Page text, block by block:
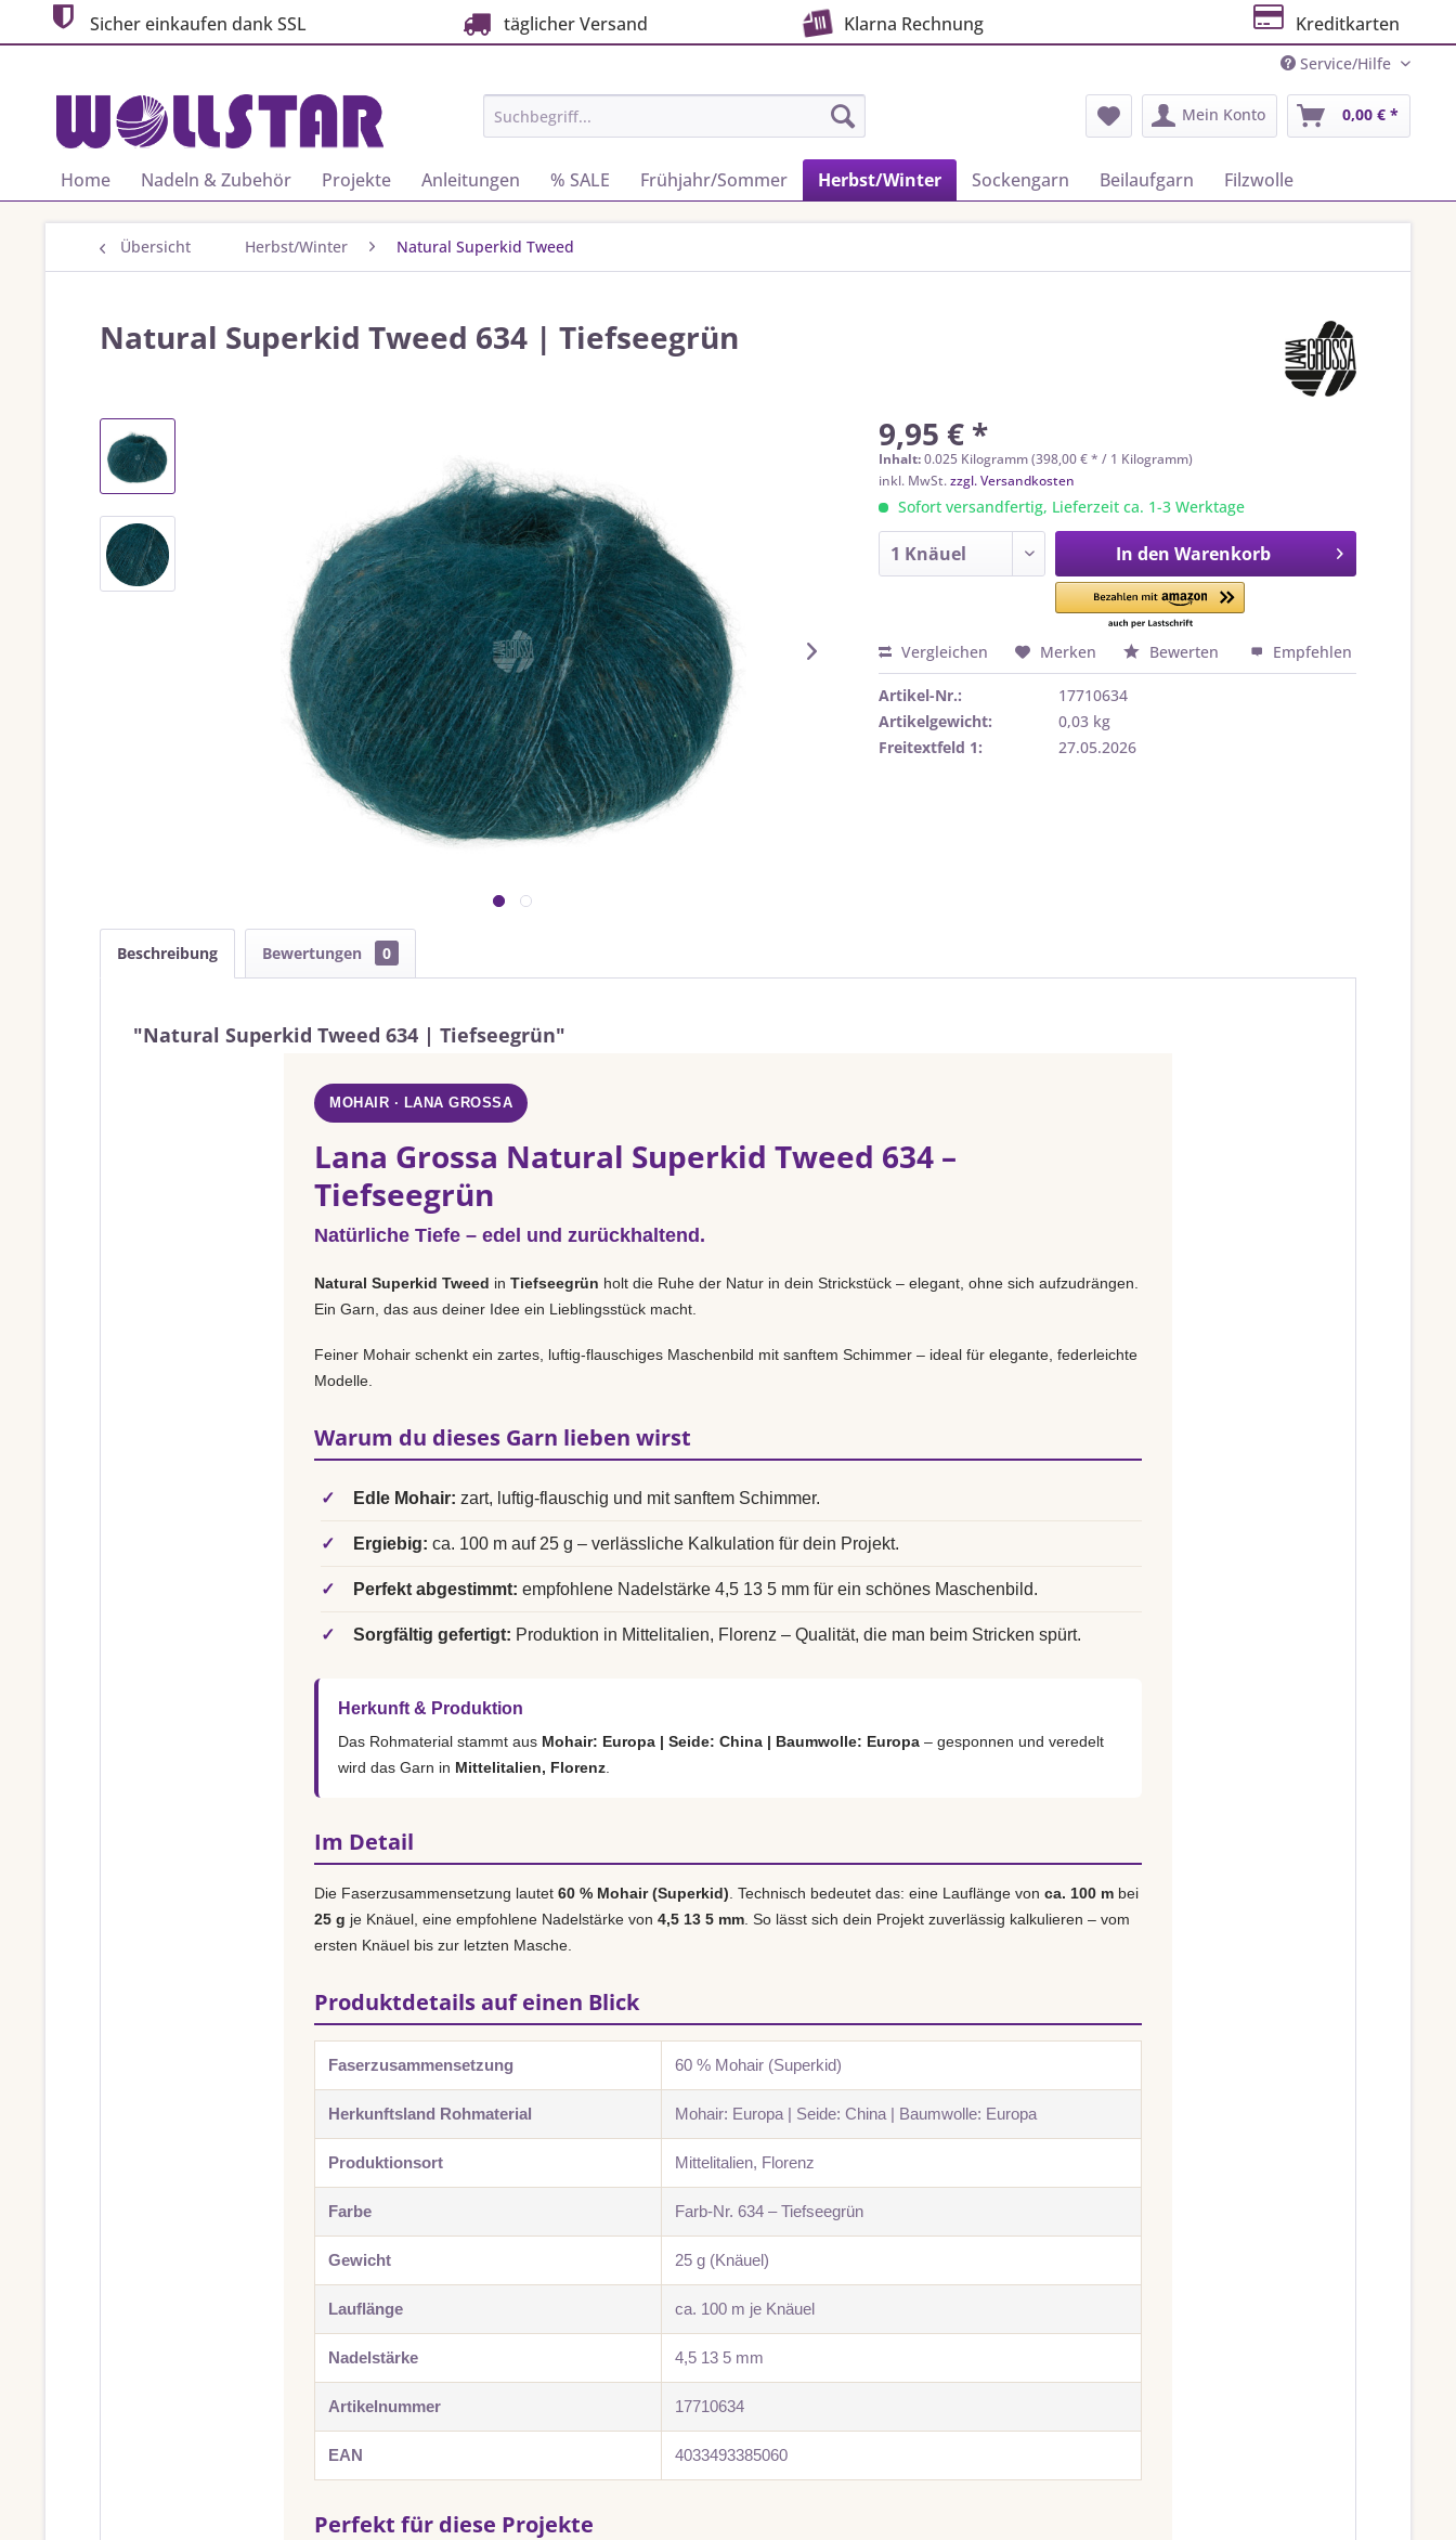
Sicher einkaufen dank SSL täglicher Versand Klarna Rechnung Kreditkarten
Service/Hilfe
Mein Konto 0,00 € *
Home Nadeln & Zubehör Projekte Anleitungen % SALE Frühjahr/Sommer Herbst/Winter Sockengarn Beilaufgarn Filzwolle
Übersicht Herbst/Winter Natural Superkid Tweed
Natural Superkid Tweed 634 | Tiefseegrün
9,95 € *
Inhalt:0.025 Kilogramm (398,00 € * / 1 Kilogramm)
inkl. MwSt.zzgl. Versandkosten
Sofort versandfertig, Lieferzeit ca. 1-3 Werktage
In den Warenkorb
Vergleichen Merken Bewerten Empfehlen
Artikel-Nr.:
17710634
Artikelgewicht:
0,03 kg
Freitextfeld 1:
27.05.2026
Beschreibung Bewertungen 0
"Natural Superkid Tweed 634 | Tiefseegrün"
MOHAIR · LANA GROSSA
Lana Grossa Natural Superkid Tweed 634 –
Tiefseegrün
Natürliche Tiefe – edel und zurückhaltend.
Natural Superkid Tweed in Tiefseegrün holt die Ruhe der Natur in dein Strickstück – elegant, ohne sich aufzudrängen.
Ein Garn, das aus deiner Idee ein Lieblingsstück macht.
Feiner Mohair schenkt ein zartes, luftig-flauschiges Maschenbild mit sanftem Schimmer – ideal für elegante, federleichte
Modelle.
Warum du dieses Garn lieben wirst
✓ Edle Mohair: zart, luftig-flauschig und mit sanftem Schimmer.
✓ Ergiebig: ca. 100 m auf 25 g – verlässliche Kalkulation für dein Projekt.
✓ Perfekt abgestimmt: empfohlene Nadelstärke 4,5 13 5 mm für ein schönes Maschenbild.
✓ Sorgfältig gefertigt: Produktion in Mittelitalien, Florenz – Qualität, die man beim Stricken spürt.
Herkunft & Produktion
Das Rohmaterial stammt aus Mohair: Europa | Seide: China | Baumwolle: Europa – gesponnen und veredelt
wird das Garn in Mittelitalien, Florenz
Im Detail
Die Faserzusammensetzung lautet 60 % Mohair (Superkid) . Technisch bedeutet das: eine Lauflänge von ca. 100 m bei
25 g je Knäuel, eine empfohlene Nadelstärke von 4,5 13 5 mm . So lässt sich dein Projekt zuverlässig kalkulieren – vom
ersten Knäuel bis zur letzten Masche.
Produktdetails auf einen Blick
Faserzusammensetzung 60 % Mohair (Superkid)
Herkunftsland Rohmaterial Mohair: Europa | Seide: China | Baumwolle: Europa
Produktionsort Mittelitalien, Florenz
Farbe Farb-Nr. 634 – Tiefseegrün
Gewicht 25 g (Knäuel)
Lauflänge ca. 100 m je Knäuel
Nadelstärke 4,5 13 5 mm
Artikelnummer 17710634
EAN 4033493385060
Perfekt für diese Projekte